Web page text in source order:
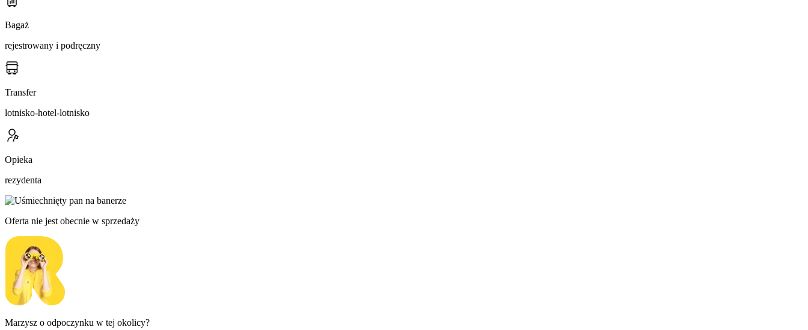
Bagaż
rejestrowany i podręczny
Transfer
lotnisko-hotel-lotnisko
Opieka
rezydenta
Oferta nie jest obecnie w sprzedaży
Marzysz o odpoczynku w tej okolicy?